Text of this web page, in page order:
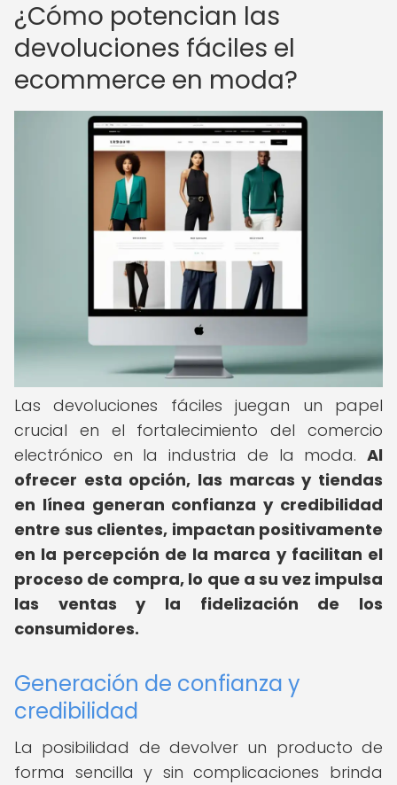
¿Cómo potencian las
devoluciones fáciles el
ecommerce en moda?
Las devoluciones fáciles juegan un papel
crucial en el fortalecimiento del comercio
electrónico en la industria de la moda. Al
ofrecer esta opción, las marcas y tiendas
en línea generan confianza y credibilidad
entre sus clientes, impactan positivamente
en la percepción de la marca y facilitan el
proceso de compra, lo que a su vez impulsa
las ventas y la fidelización de los
consumidores.
Generación de confianza y
credibilidad
La posibilidad de devolver un producto de
forma sencilla y sin complicaciones brinda